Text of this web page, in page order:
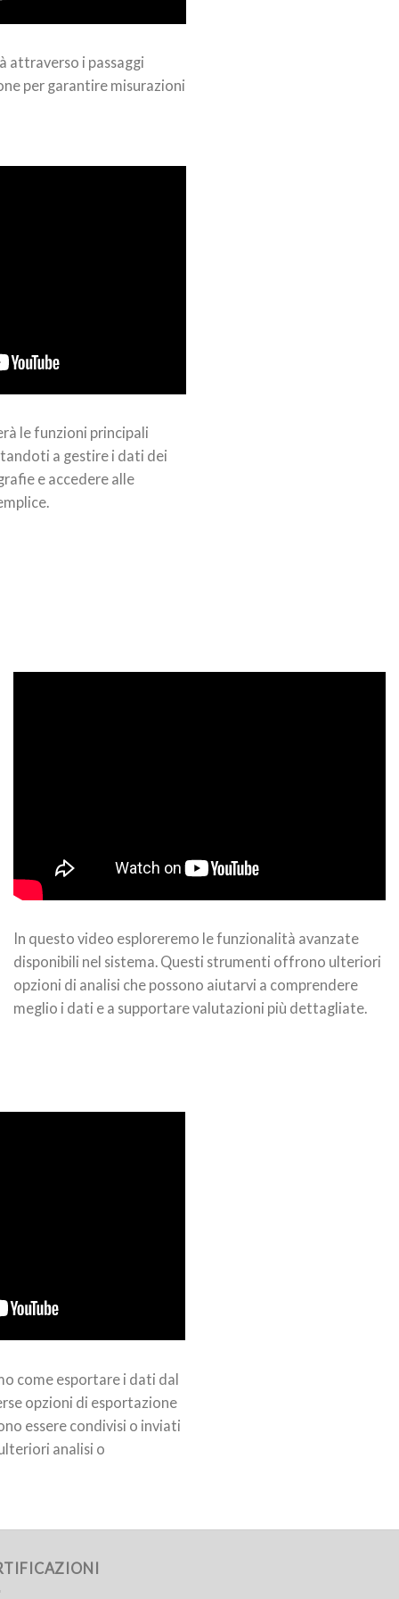
attraverso i passaggi
per garantire misurazioni
le funzioni principali
a gestire i dati dei
e accedere alle
In questo video esploreremo le funzionalità avanzate
disponibili nel sistema. Questi strumenti offrono ulteriori
opzioni di analisi che possono aiutarvi a comprendere
meglio i dati e a supportare valutazioni più dettagliate.
come esportare i dati dal
opzioni di esportazione
essere condivisi o inviati
analisi o